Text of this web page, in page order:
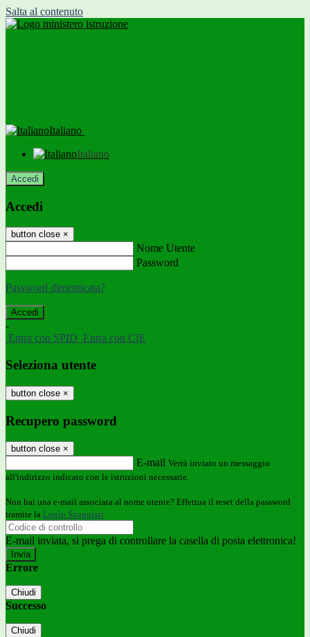
Salta al contenuto
Italiano
Italiano
Accedi
Accedi
button close ×
Nome Utente
Password
Password dimenticata?
-
Entra con SPID Entra con CIE
Seleziona utente
button close ×
Recupero password
button close ×
E-mail Verrà inviato un messaggio
all'indirizzo indicato con le istruzioni necessarie.
Non hai una e-mail associata al nome utente? Effettua il reset della password
tramite la Login Spaggiari
E-mail inviata, si prega di controllare la casella di posta elettronica!
Errore
Chiudi
Successo
Chiudi